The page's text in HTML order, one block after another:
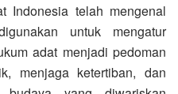
Indonesia telah mengenal
untuk mengatur
adat menjadi pedoman
menjaga ketertiban, dan